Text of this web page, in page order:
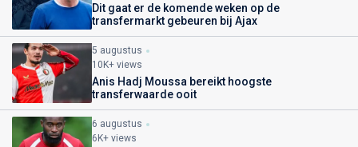
Dit gaat er de komende weken op de
transfermarkt gebeuren bij Ajax
5 augustus
10K+ views
Anis Hadj Moussa bereikt hoogste
transferwaarde ooit
6 augustus
6K+ views